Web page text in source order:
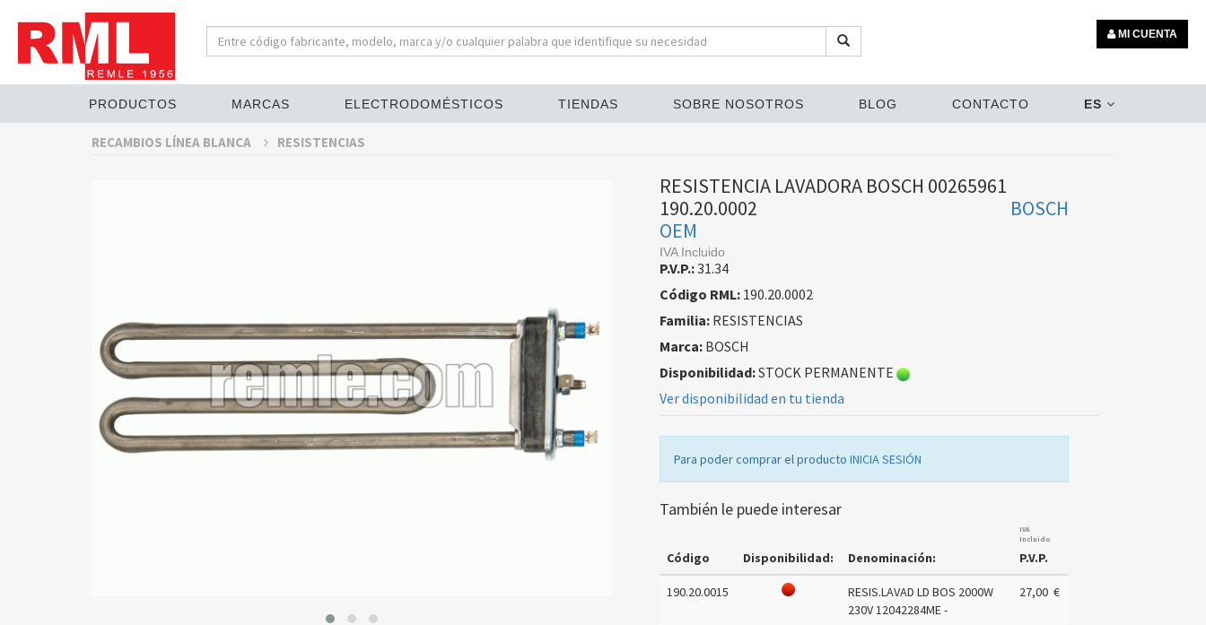
MI CUENTA
PRODUCTOS MARCAS ELECTRODOMÉSTICOS TIENDAS SOBRE NOSOTROS BLOG CONTACTO ES
RECAMBIOS LÍNEA BLANCA RESISTENCIAS
RESISTENCIA LAVADORA BOSCH 00265961
190.20.0002
BOSCH
OEM
IVA Incluido
P.V.P.:31.34
Código RML:190.20.0002
Familia:RESISTENCIAS
Marca:BOSCH
Disponibilidad:STOCK PERMANENTE
Ver disponibilidad en tu tienda
Para poder comprar el producto INICIA SESIÓN
También le puede interesar
Código Disponibilidad: Denominación:
IVA
Incluido
P.V.P.
190.20.0015
RESIS.LAVAD LD BOS 2000W
230V 12042284ME -
27,00 €